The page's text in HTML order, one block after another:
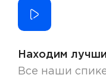
Находим
Все наши